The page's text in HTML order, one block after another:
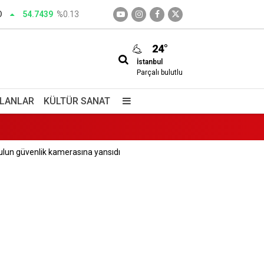
54.7439 %0.13
24°
İstanbul
Parçalı bulutlu
KÜLTÜR SANAT
güvenlik kamerasına yansıdı